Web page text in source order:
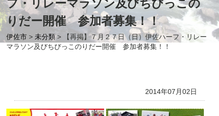
フ・リレーマラソン及びちびっこの
りだー開催 参加者募集！！
伊佐市 >未分類> 【再掲】７月２７日（日）伊佐ハーフ・リレー
マラソン及びちびっこのりだー開催 参加者募集！！
2014年07月02日